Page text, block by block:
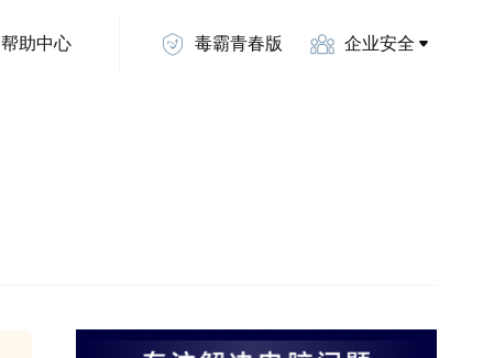
帮助中心 毒霸青春版 企业安全